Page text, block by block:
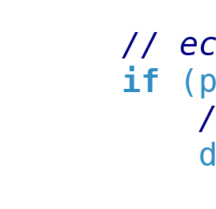
//
if